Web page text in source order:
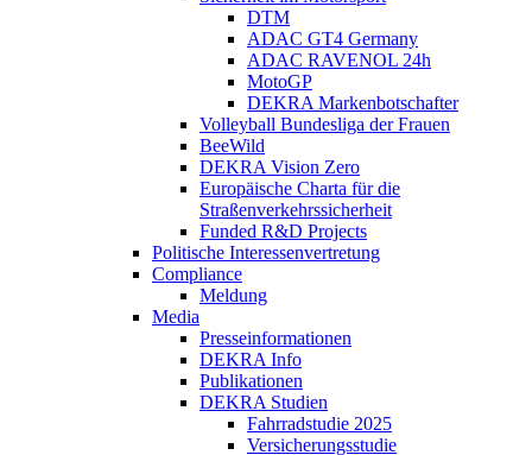
DTM
ADAC GT4 Germany
ADAC RAVENOL 24h
MotoGP
DEKRA Markenbotschafter
Volleyball Bundesliga der Frauen
BeeWild
DEKRA Vision Zero
Europäische Charta für die
Straßenverkehrssicherheit
Funded R&D Projects
Politische Interessenvertretung
Compliance
Meldung
Media
Presseinformationen
DEKRA Info
Publikationen
DEKRA Studien
Fahrradstudie 2025
Versicherungsstudie